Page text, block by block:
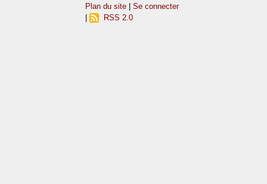
Plan du site |Se connecter
RSS 2.0